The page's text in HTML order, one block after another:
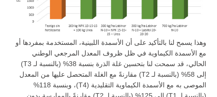
وهذا يسمح لنا بالتأكيد على أن الأسمدة اللبينية، المستخدمة بمفردها أو
مع الأسمدة الكيماوية في ظل ظروف المعدل المرجعي الوطني
الحالي، قد سمحت لنا بتحسين غلة الذرة بنسبة 38% (بالنسبة لـ T3)
إلى 58% (بالنسبة لـ T2) مقارنةً مع الغلة المتحصل عليها من المعدل
الموصى به مع الأسمدة الكيماوية التقليدية (T4)، وبنسبة 118%